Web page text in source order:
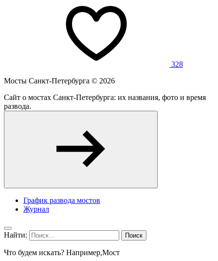
328
Мосты Санкт-Петербурга © 2026
Сайт о мостах Санкт-Петербурга: их названия, фото и время
развода.
График развода мостов
Журнал
Найти:
Что будем искать? Например,Мост